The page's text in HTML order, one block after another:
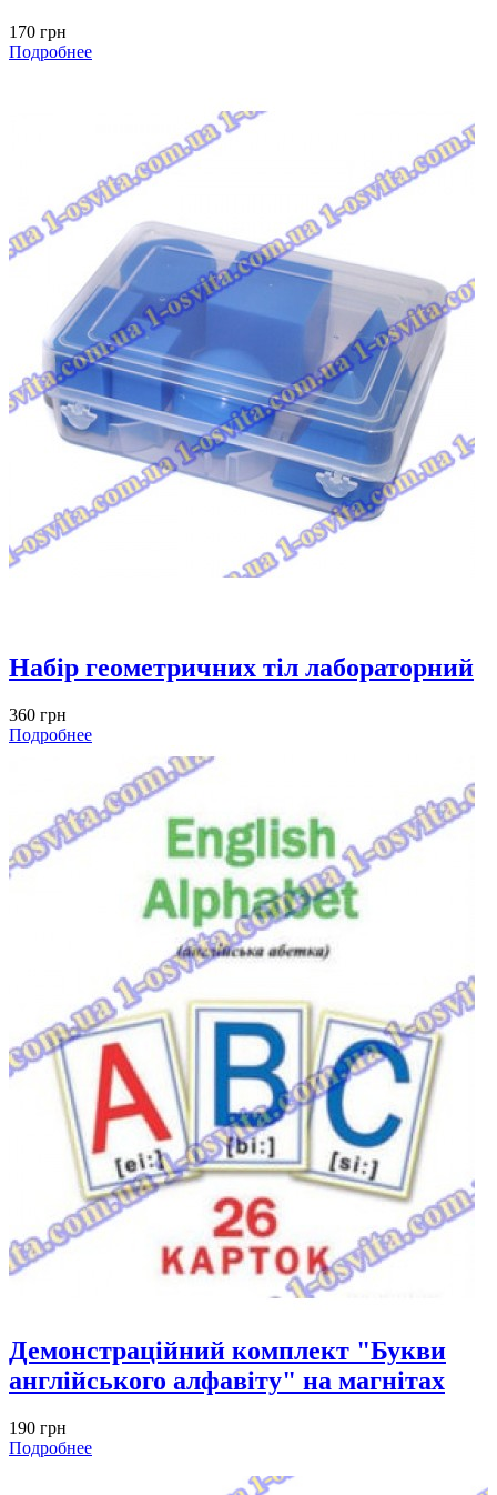
170 грн
Подробнее
Набір геометричних тіл лабораторний
360 грн
Подробнее
Демонстраційний комплект "Букви
англійського алфавіту" на магнітах
190 грн
Подробнее